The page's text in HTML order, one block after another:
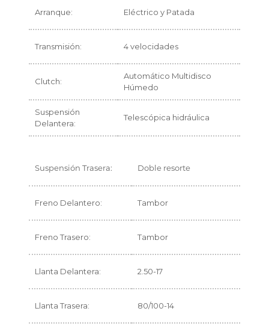
Arranque: Eléctrico y Patada
Transmisión: 4 velocidades
Clutch:
Automático Multidisco
Húmedo
Suspensión
Delantera:
Telescópica hidráulica
Suspensión Trasera: Doble resorte
Freno Delantero: Tambor
Freno Trasero: Tambor
Llanta Delantera: 2.50-17
Llanta Trasera: 80/100-14